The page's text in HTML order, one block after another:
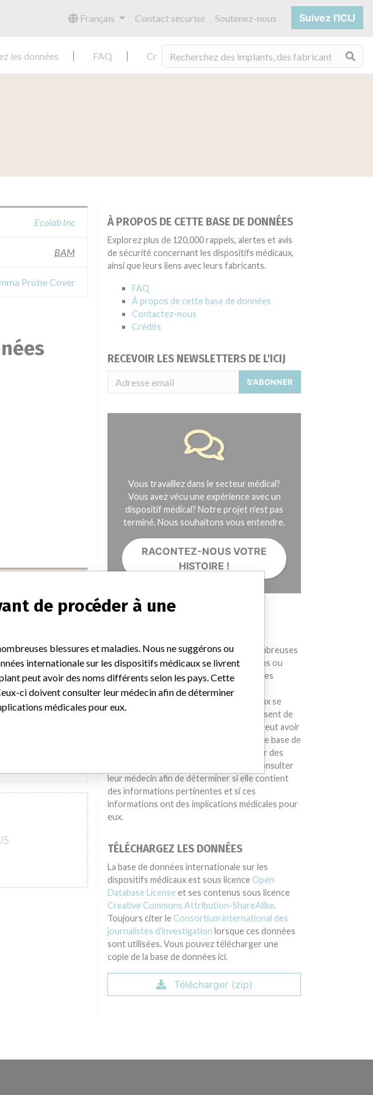
Français Contact sécurisé Soutenez-nous Suivez l'ICIJ
les données FAQ Crédits
Ecolab Inc
BAM
Probe Cover
Ecolab Inc
COLUMBUS
À PROPOS DE CETTE BASE DE DONNÉES
Explorez plus de 120,000 rappels, alertes et avis
de sécurité concernant les dispositifs médicaux,
ainsi que leurs liens avec leurs fabricants.
FAQ
À propos de cette base de données
Contactez-nous
Crédits
RECEVOIR LES NEWSLETTERS DE L'ICIJ
S'ABONNER
Vous travaillez dans le secteur médical?
Vous avez vécu une expérience avec un
dispositif médical? Notre projet n'est pas
terminé. Nous souhaitons vous entendre.
RACONTEZ-NOUS VOTRE
HISTOIRE !
diagnostiquer, prévenir et traiter de nombreuses
blessures et maladies. Nous ne suggérons ou
n'insinuons pas que des sociétés ou autres
entités incluses dans la base de données
internationale sur les dispositifs médicaux se
livrent à un comportement illégal ou agissent de
manière inappropriée. Le même implant peut avoir
des noms différents selon les pays. Cette base de
données n'a pas pour vocation de fournir des
conseils aux patients. Ceux-ci doivent consulter
leur médecin afin de déterminer si elle contient
des informations pertinentes et si ces
informations ont des implications médicales pour
eux.
TÉLÉCHARGEZ LES DONNÉES
La base de données internationale sur les
dispositifs médicaux est sous licence Open
Database License et ses contenus sous licence
Creative Commons Attribution-ShareAlike.
Toujours citer le Consortium international des
journalistes d'investigation lorsque ces données
sont utilisées. Vous pouvez télécharger une
copie de la base de données ici.
Télécharger (zip)
de procéder à une
blessures et maladies. Nous ne suggérons ou
internationale sur les dispositifs médicaux se livrent
peut avoir des noms différents selon les pays. Cette
ci doivent consulter leur médecin afin de déterminer
médicales pour eux.